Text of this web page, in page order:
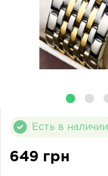
Есть в наличии
649 грн